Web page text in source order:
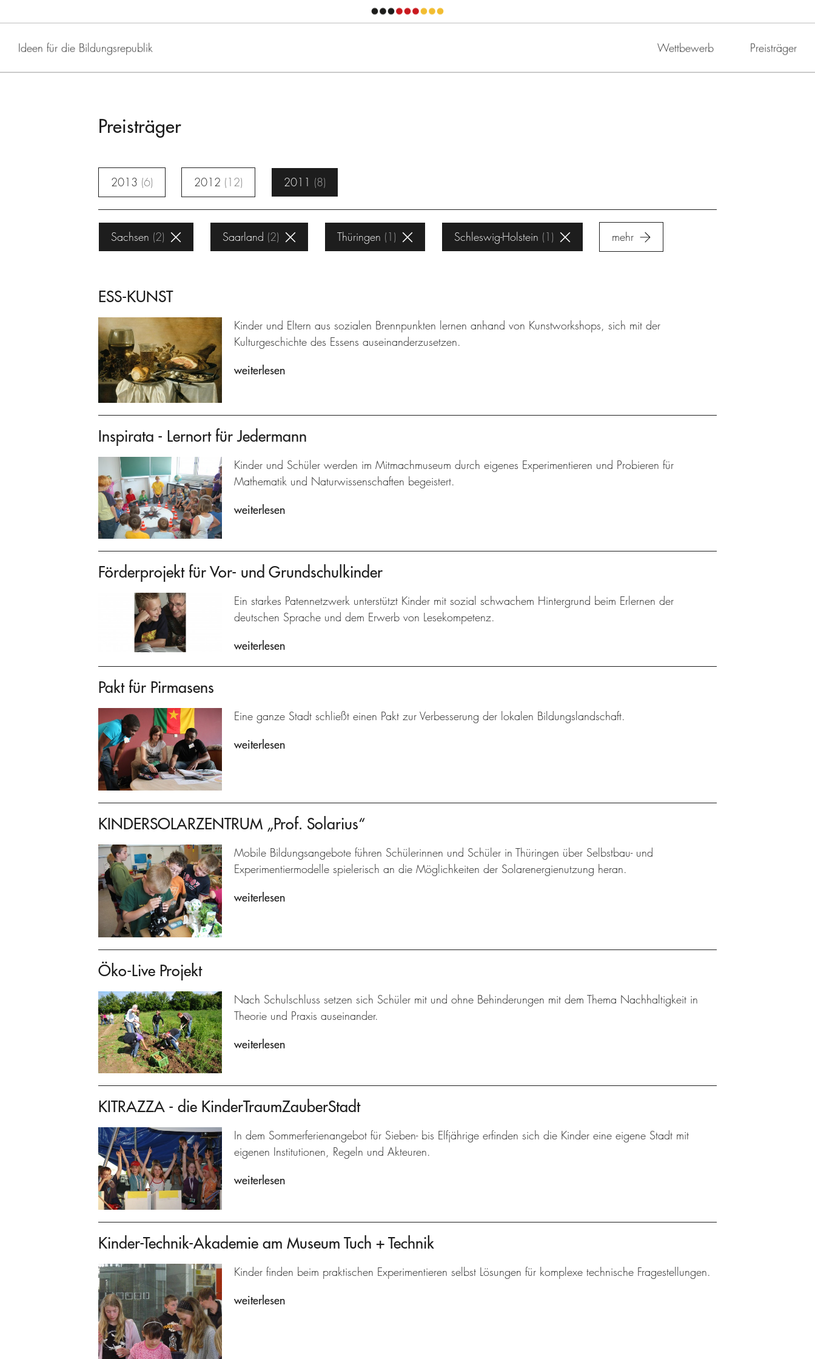
Ideen für die Bildungsrepublik Wettbewerb Preisträger
Preisträger
2013 6 2012 12 2011 8
Sachsen 2 Saarland 2 Thüringen 1 Schleswig-Holstein 1 mehr
ESS-KUNST
Kinder und Eltern aus sozialen Brennpunkten lernen anhand von Kunstworkshops, sich mit der
Kulturgeschichte des Essens auseinanderzusetzen.
weiterlesen
Inspirata - Lernort für Jedermann
Kinder und Schüler werden im Mitmachmuseum durch eigenes Experimentieren und Probieren für
Mathematik und Naturwissenschaften begeistert.
weiterlesen
Förderprojekt für Vor- und Grundschulkinder
Ein starkes Patennetzwerk unterstützt Kinder mit sozial schwachem Hintergrund beim Erlernen der
deutschen Sprache und dem Erwerb von Lesekompetenz.
weiterlesen
Pakt für Pirmasens
Eine ganze Stadt schließt einen Pakt zur Verbesserung der lokalen Bildungslandschaft.
weiterlesen
KINDERSOLARZENTRUM „Prof. Solarius“
Mobile Bildungsangebote führen Schülerinnen und Schüler in Thüringen über Selbstbau- und
Experimentiermodelle spielerisch an die Möglichkeiten der Solarenergienutzung heran.
weiterlesen
Öko-Live Projekt
Nach Schulschluss setzen sich Schüler mit und ohne Behinderungen mit dem Thema Nachhaltigkeit in
Theorie und Praxis auseinander.
weiterlesen
KITRAZZA - die KinderTraumZauberStadt
In dem Sommerferienangebot für Sieben- bis Elfjährige erfinden sich die Kinder eine eigene Stadt mit
eigenen Institutionen, Regeln und Akteuren.
weiterlesen
Kinder-Technik-Akademie am Museum Tuch + Technik
Kinder finden beim praktischen Experimentieren selbst Lösungen für komplexe technische Fragestellungen.
weiterlesen